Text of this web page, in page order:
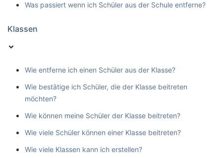
Was passiert wenn ich Schüler aus der Schule entferne?
Klassen
Wie entferne ich einen Schüler aus der Klasse?
Wie bestätige ich Schüler, die der Klasse beitreten
möchten?
Wie können meine Schüler der Klasse beitreten?
Wie viele Schüler können einer Klasse beitreten?
Wie viele Klassen kann ich erstellen?